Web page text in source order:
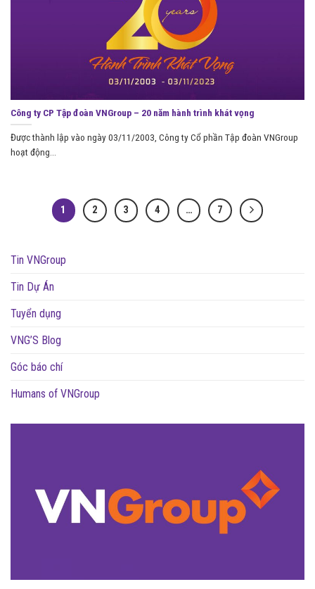
Công ty CP Tập đoàn VNGroup – 20 năm hành trình khát vọng
Được thành lập vào ngày 03/11/2003, Công ty Cổ phần Tập đoàn VNGroup
hoạt động...
1 2 3 4 … 7
Tin VNGroup
Tin Dự Án
Tuyển dụng
VNG’S Blog
Góc báo chí
Humans of VNGroup